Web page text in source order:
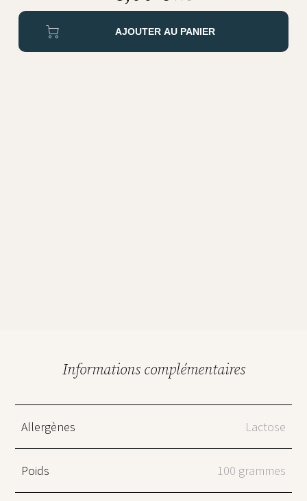
AJOUTER AU PANIER
Informations complémentaires
Allergènes Lactose
Poids 100 grammes